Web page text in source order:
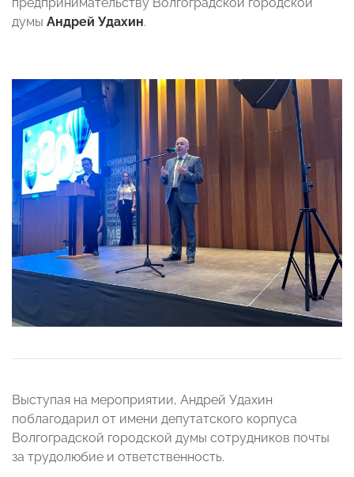
думы Андрей Удахин.
Выступая на мероприятии, Андрей Удахин
поблагодарил от имени депутатского корпуса
Волгоградской городской думы сотрудников почты
за трудолюбие и ответственность.